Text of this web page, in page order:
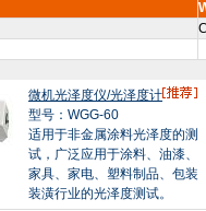
微机光泽度仪/光泽度计
型号：WGG-60
适用于非金属涂料光泽度的测
试，广泛应用于涂料、油漆、
家具、家电、塑料制品、包装
装潢行业的光泽度测试。